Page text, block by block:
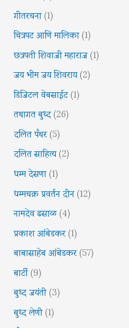
गीतरचना(1)
चित्रपट आणि मालिका(1)
छत्रपती शिवाजी महाराज(1)
जय भीम जय शिवराय(2)
डिजिटल वेबसाईट(1)
तथागत बुध्द(26)
दलित पँथर(5)
दलित साहित्य(2)
धम्म देसणा(1)
धम्मचक्र प्रवर्तन दीन(12)
नामदेव ढसाळ(4)
प्रकाश आंबेडकर(1)
बाबासाहेब आंबेडकर(57)
बार्टी(9)
बुध्द जयंती(3)
बुध्द लेणी(1)